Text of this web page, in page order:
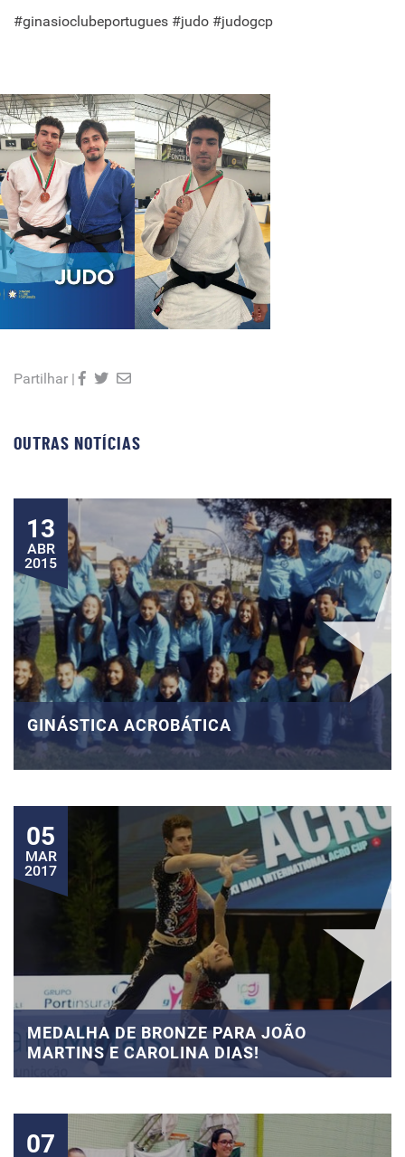
#ginasioclubeportugues #judo #judogcp
Partilhar |
OUTRAS NOTÍCIAS
13
ABR
2015
GINÁSTICA ACROBÁTICA
05
MAR
2017
MEDALHA DE BRONZE PARA JOÃO
MARTINS E CAROLINA DIAS!
07